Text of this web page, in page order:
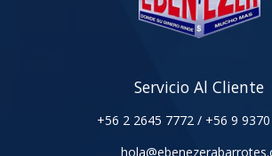
Servicio Al Cliente
+56 2 2645 7772 / +56 9